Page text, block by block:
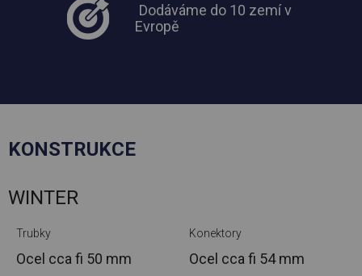
Dodáváme do 10 zemí v
Evropě
KONSTRUKCE
WINTER
Trubky
Ocel ccafi 50 mm
Konektory
Ocel ccafi 54 mm